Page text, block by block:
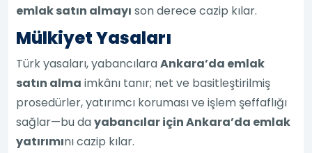
emlak satın almayı son derece cazip kılar.
Mülkiyet Yasaları
Türk yasaları, yabancılaraAnkara’da emlak
satın alma imkânı tanır; net ve basitleştirilmiş
prosedürler, yatırımcı koruması ve işlem şeffaflığı
sağlar—bu dayabancılar için Ankara’da emlak
yatırımını cazip kılar.